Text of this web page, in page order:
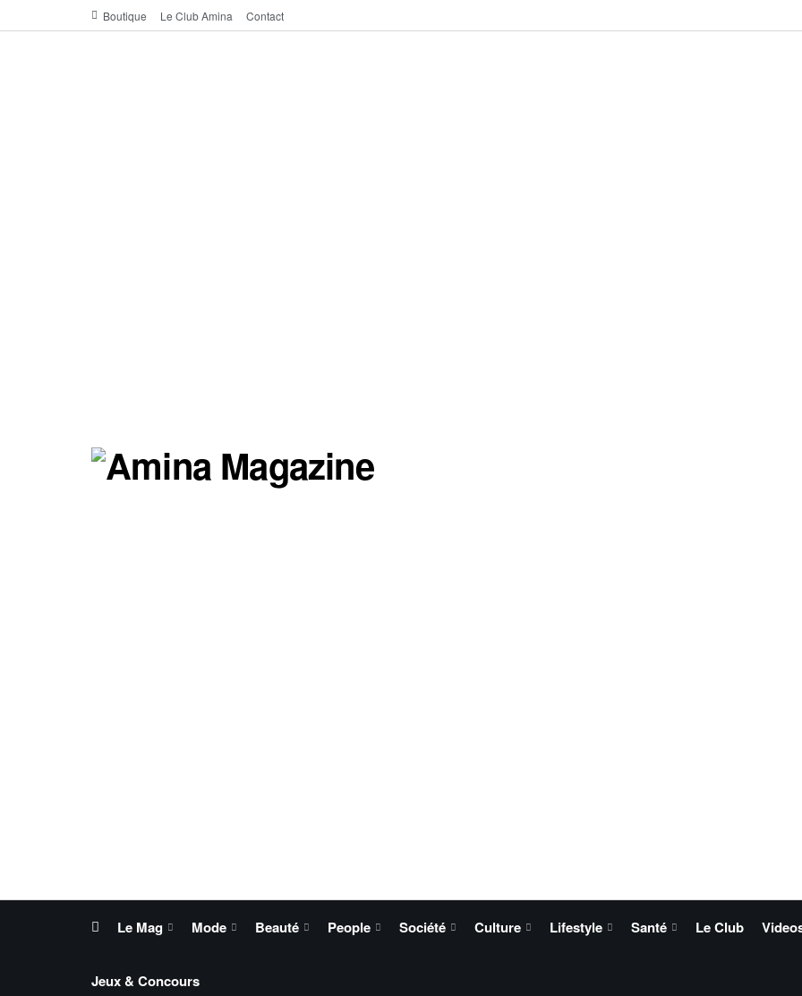
Boutique Le Club Amina Contact
Le Mag Mode Beauté People Société Culture Lifestyle Santé Le Club
Jeux & Concours